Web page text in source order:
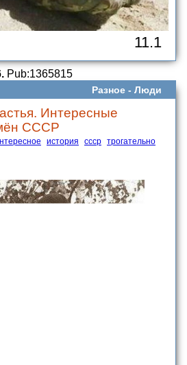
11.1
Pub:1365815
Разное - Люди
Интересные
СССР
история ссср трогательно